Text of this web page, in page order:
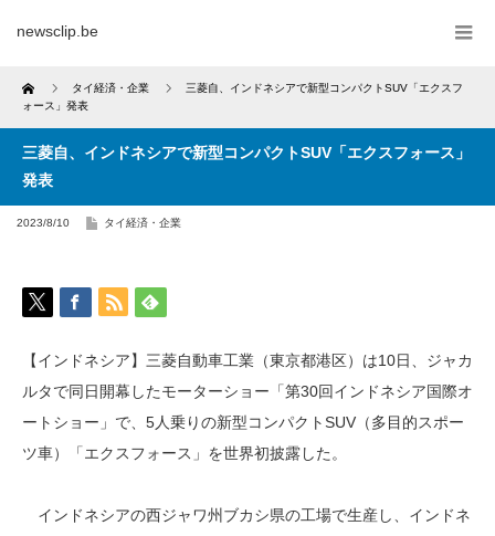
newsclip.be
Home タイ経済・企業
三菱自、インドネシアで新型コンパクトSUV「エクスフ
ォース」発表
三菱自、インドネシアで新型コンパクトSUV「エクスフォース」
発表
2023/8/10 タイ経済・企業
【インドネシア】三菱自動車工業（東京都港区）は10日、ジャカ
ルタで同日開幕したモーターショー「第30回インドネシア国際オ
ートショー」で、5人乗りの新型コンパクトSUV（多目的スポー
ツ車）「エクスフォース」を世界初披露した。
インドネシアの西ジャワ州ブカシ県の工場で生産し、インドネ